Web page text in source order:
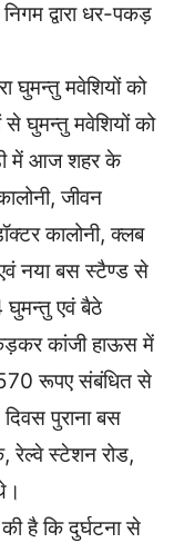
द्वारा धर-पकड़
घुमन्तु मवेशियों को
से घुमन्तु मवेशियों को
में आज शहर के
जीवन
कालोनी, क्लब
नया बस स्टैण्ड से
एवं बैठे
कांजी हाऊस में
रूपए संबंधित से
पुराना बस
रेल्वे स्टेशन रोड,
है कि दुर्घटना से